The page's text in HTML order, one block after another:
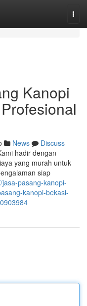
Kanopi
News
Discuss
hadir dengan
yang murah untuk
siap
jasa-pasang-kanopi-
kanopi-bekasi-